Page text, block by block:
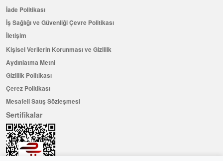
İade Politikası
İş Sağlığı ve Güvenliği Çevre Politikası
İletişim
Kişisel Verilerin Korunması ve Gizlilik
Aydınlatma Metni
Gizlilik Politikası
Çerez Politikası
Mesafeli Satış Sözleşmesi
Sertifikalar